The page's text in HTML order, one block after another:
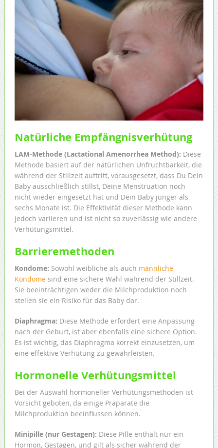
Natürliche Empfängnisverhütung
LAM-Methode (Lactational Amenorrhea Method): Diese
Methode basiert auf der natürlichen Unfruchtbarkeit, die
während der Stillzeit auftritt, vorausgesetzt, dass Du Dein
Baby ausschließlich stillst, Deine Menstruation noch
nicht wieder eingesetzt hat und Dein Baby jünger als
sechs Monate ist. Die Effektivität dieser Methode kann
jedoch variieren und ist nicht so zuverlässig wie andere
Verhütungsmittel.
Barrieremethoden
Kondome: Sowohl weibliche als auch männliche
Kondomesind eine sichere Wahl während der Stillzeit.
Sie beeinträchtigen weder die Milchproduktion noch
stellen sie ein Risiko für das Baby dar.
Diaphragma: Diese Methode erfordert eine Anpassung
nach der Geburt, ist aber ebenfalls eine sichere Option.
Es ist wichtig, das Diaphragma korrekt einzusetzen, um
eine effektive Verhütung zu gewährleisten.
Hormonelle Verhütungsmittel
Bei der Auswahl hormoneller Verhütungsmethoden ist
Vorsicht geboten, da einige Präparate die
Milchproduktion beeinflussen können.
Minipille (nur Gestagen): Diese Pille enthält nur ein
Hormon, Gestagen, und gilt als sicher während der